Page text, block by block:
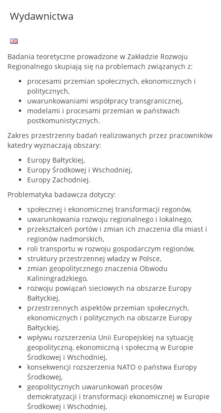
Wydawnictwa
Badania teoretyczne prowadzone w Zakładzie Rozwoju
Regionalnego skupiają się na problemach związanych z:
procesami przemian społecznych, ekonomicznych i
politycznych,
uwarunkowaniami współpracy transgranicznej,
modelami i procesami przemian w państwach
postkomunistycznych.
Zakres przestrzenny badań realizowanych przez pracowników
katedry wyznaczają obszary:
Europy Bałtyckiej,
Europy Środkowej i Wschodniej,
Europy Zachodniej.
Problematyka badawcza dotyczy:
społecznej i ekonomicznej transformacji regonów,
uwarunkowania rozwoju regionalnego i lokalnego,
przekształceń portów i zmian ich znaczenia dla miast i
regionów nadmorskich,
roli transportu w rozwoju gospodarczym regionów,
struktury przestrzennej władzy w Polsce,
zmian geopolitycznego znaczenia Obwodu
Kaliningradzkiego,
rozwoju powiązań sieciowych na obszarze Europy
Bałtyckiej,
przestrzennych aspektów przemian społecznych,
ekonomicznych i politycznych na obszarze Europy
Bałtyckiej,
wpływu rozszerzenia Unii Europejskiej na sytuację
geopolityczną, ekonomiczną i społeczną w Europie
Środkowej i Wschodniej,
konsekwencji rozszerzenia NATO o państwa Europy
Środkowej,
geopolitycznych uwarunkowań procesów
demokratyzacji i transformacji ekonomicznej w Europie
Środkowej i Wschodniej,